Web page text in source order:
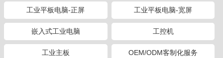
工业平板电脑-正屏 工业平板电脑-宽屏
嵌入式工业电脑 工控机
工业主板 OEM/ODM客制化服务